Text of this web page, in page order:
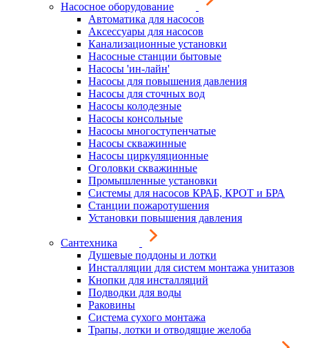
Насосное оборудование
Автоматика для насосов
Аксессуары для насосов
Канализационные установки
Насосные станции бытовые
Насосы 'ин-лайн'
Насосы для повышения давления
Насосы для сточных вод
Насосы колодезные
Насосы консольные
Насосы многоступенчатые
Насосы скважинные
Насосы циркуляционные
Оголовки скважинные
Промышленные установки
Системы для насосов КРАБ, КРОТ и БРА
Станции пожаротушения
Установки повышения давления
Сантехника
Душевые поддоны и лотки
Инсталляции для систем монтажа унитазов
Кнопки для инсталляций
Подводки для воды
Раковины
Система сухого монтажа
Трапы, лотки и отводящие желоба